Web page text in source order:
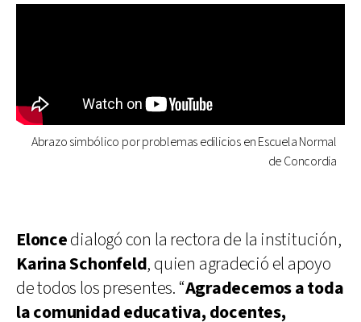
Abrazo simbólico por problemas edilicios en Escuela Normal
de Concordia
Eloncedialogó con la rectora de la institución,
Karina Schonfeld, quien agradeció el apoyo
de todos los presentes. “Agradecemos a toda
la comunidad educativa, docentes,